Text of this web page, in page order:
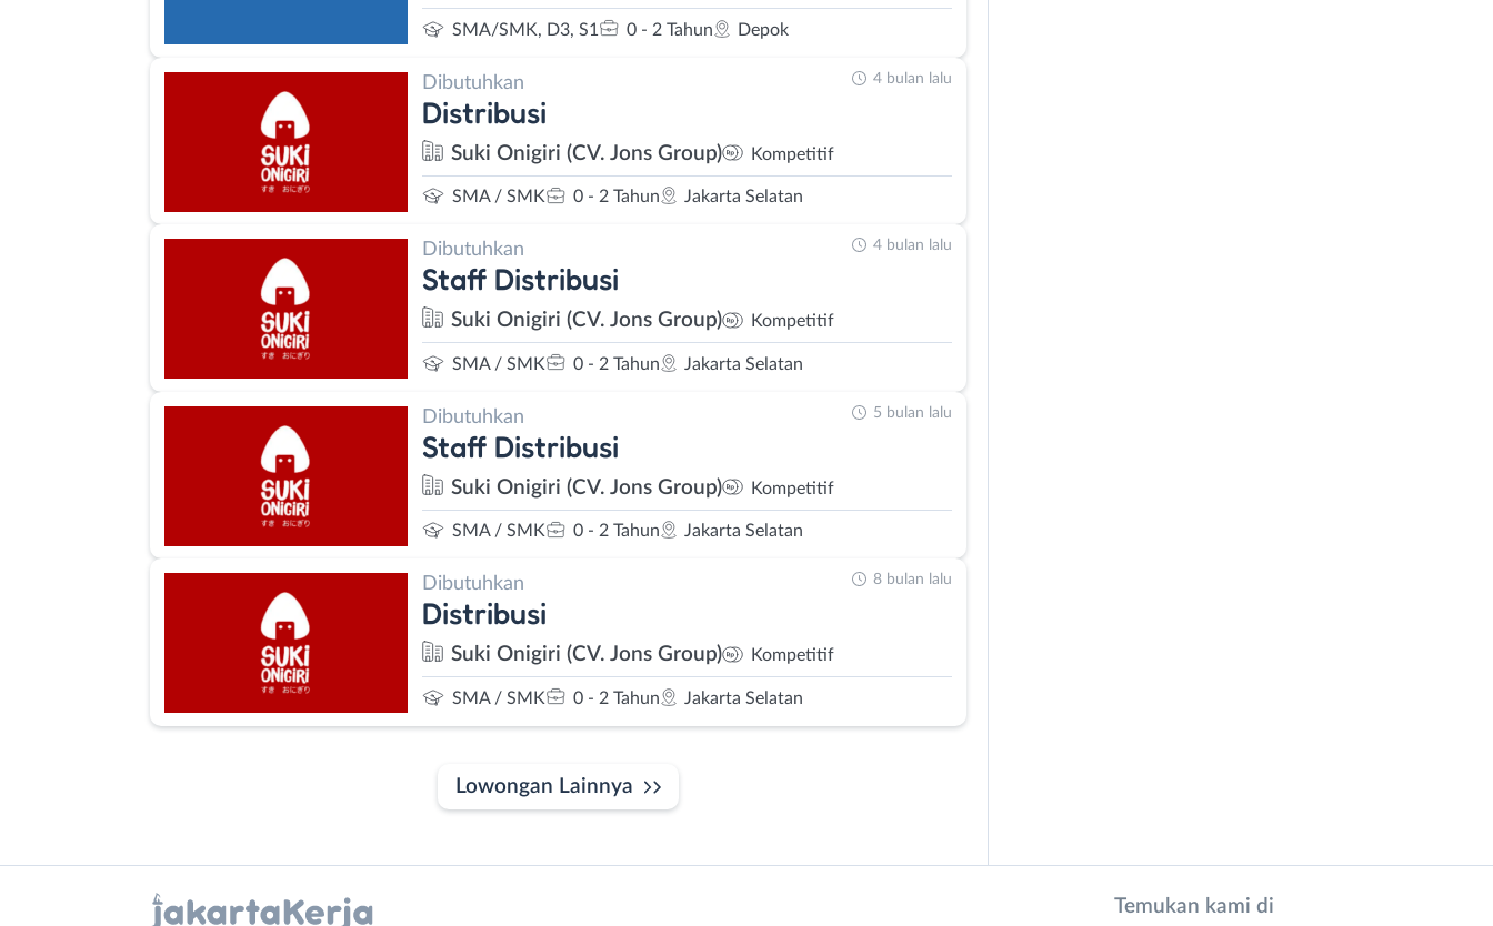
SMA/SMK, D3, S1 0 - 2 Tahun Depok
Dibutuhkan
Distribusi
Suki Onigiri (CV. Jons Group) Kompetitif
SMA / SMK 0 - 2 Tahun Jakarta Selatan
4 bulan lalu
Dibutuhkan
Staff Distribusi
Suki Onigiri (CV. Jons Group) Kompetitif
SMA / SMK 0 - 2 Tahun Jakarta Selatan
4 bulan lalu
Dibutuhkan
Staff Distribusi
Suki Onigiri (CV. Jons Group) Kompetitif
SMA / SMK 0 - 2 Tahun Jakarta Selatan
5 bulan lalu
Dibutuhkan
Distribusi
Suki Onigiri (CV. Jons Group) Kompetitif
SMA / SMK 0 - 2 Tahun Jakarta Selatan
8 bulan lalu
Lowongan Lainnya
Temukan kami di